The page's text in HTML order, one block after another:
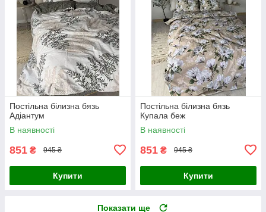
Постільна білизна бязь
Адіантум
В наявності
851 ₴ 945 ₴
Купити
Постільна білизна бязь
Купала беж
В наявності
851 ₴ 945 ₴
Купити
Показати ще